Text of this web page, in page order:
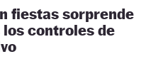
fiestas sorprende
los controles de